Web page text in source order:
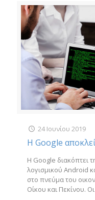
24 Ιουνίου 2019
Η Google
Η Google διακόπτει
λογισμικού Android
στο πνεύμα του
Οίκου και Πεκίνου.